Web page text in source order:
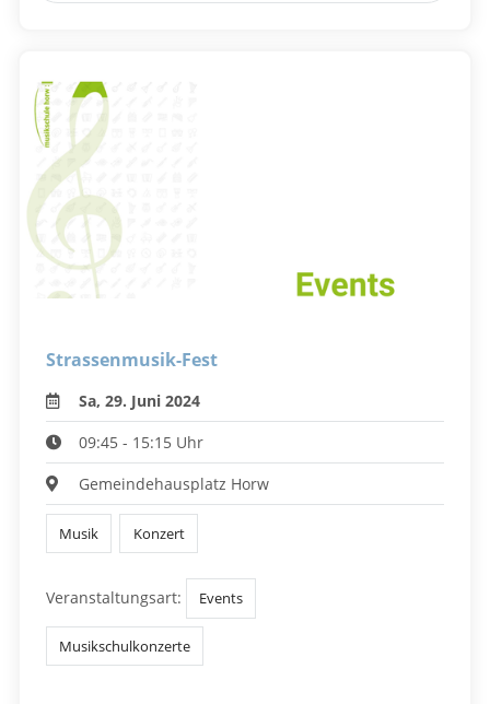
Strassenmusik-Fest
Sa, 29. Juni 2024
09:45 - 15:15 Uhr
Gemeindehausplatz Horw
Musik Konzert
Veranstaltungsart: Events
Musikschulkonzerte